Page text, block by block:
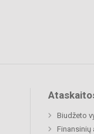
Biudžeto
Finansinių